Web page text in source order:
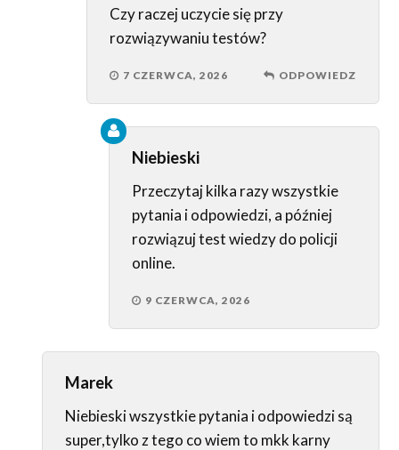
Czy raczej uczycie się przy
rozwiązywaniu testów?
7 CZERWCA, 2026 ODPOWIEDZ
Niebieski
Przeczytaj kilka razy wszystkie
pytania i odpowiedzi, a później
rozwiązuj test wiedzy do policji
online.
9 CZERWCA, 2026
Marek
Niebieski wszystkie pytania i odpowiedzi są
super,tylko z tego co wiem to mkk karny